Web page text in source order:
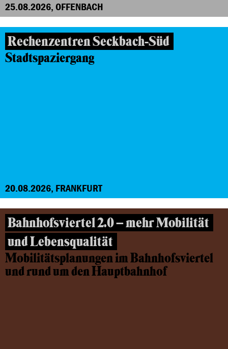
25.08.2026, OFFENBACH
Rechenzentren Seckbach-Süd
Stadtspaziergang
20.08.2026, FRANKFURT
Bahnhofsviertel 2.0 – mehr Mobilität
und Lebensqualität
Mobilitätsplanungen im Bahnhofsviertel
und rund um den Hauptbahnhof